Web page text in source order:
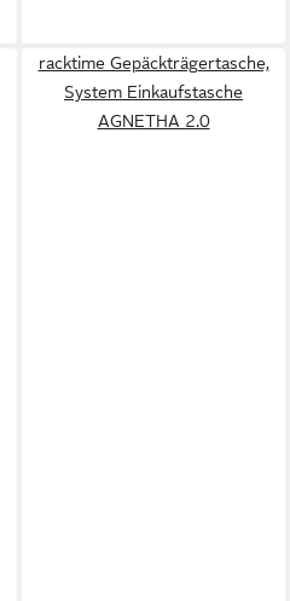
racktime Gepäckträgertasche,
System Einkaufstasche
AGNETHA 2.0